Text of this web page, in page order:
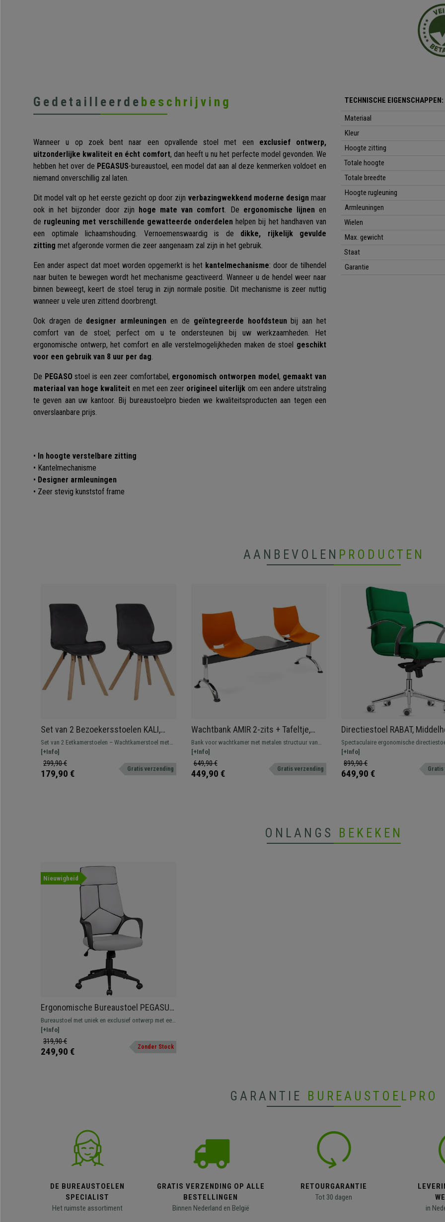
Gedetailleerde beschrijving
Wanneer u op zoek bent naar een opvallende stoel met een exclusief ontwerp,
uitzonderlijke kwaliteit en écht comfort, dan heeft u nu het perfecte model gevonden. We
hebben het over de PEGASUS-bureaustoel, een model dat aan al deze kenmerken voldoet en
niemand onverschillig zal laten.
Dit model valt op het eerste gezicht op door zijn verbazingwekkend moderne designmaar
ook in het bijzonder door zijn hoge mate van comfort. De ergonomische lijnenen
de rugleuning met verschillende gewatteerde onderdelen helpen bij het handhaven van
een optimale lichaamshouding. Vernoemenswaardig is de dikke, rijkelijk gevulde
zitting met afgeronde vormen die zeer aangenaam zal zijn in het gebruik.
Een ander aspect dat moet worden opgemerkt is het kantelmechanisme: door de tilhendel
naar buiten te bewegen wordt het mechanisme geactiveerd. Wanneer u de hendel weer naar
binnen beweegt, keert de stoel terug in zijn normale positie. Dit mechanisme is zeer nuttig
wanneer u vele uren zittend doorbrengt.
Ook dragen de designer armleuningen en de geïntegreerde hoofdsteunbij aan het
comfort van de stoel; perfect om u te ondersteunen bij uw werkzaamheden. Het
ergonomische ontwerp, het comfort en alle verstelmogelijkheden maken de stoel geschikt
voor een gebruik van 8 uur per dag.
De PEGASOstoel is een zeer comfortabel, ergonomisch ontworpen model, gemaakt van
materiaal van hoge kwaliteit en met een zeer origineel uiterlijk om een andere uitstraling
te geven aan uw kantoor. Bij bureaustoelpro bieden we kwaliteitsproducten aan tegen een
onverslaanbare prijs.
• In hoogte verstelbare zitting
• Kantelmechanisme
• Designer armleuningen
• Zeer stevig kunststof frame
TECHNISCHE EIGENSCHAPPEN:
Materiaal
Kleur
Hoogte zitting
Totale hoogte
Totale breedte
Hoogte rugleuning
Armleuningen
Wielen
Max. gewicht
Staat
Garantie
AANBEVOLEN PRODUCTEN
Set van 2 Bezoekersstoelen KALI,
Poten van Beukenhout, Gestoffeerde
Zitting, Donkergrijs Fluweel
Set van 2 Eetkamerstoelen – Wachtkamerstoel met
een modern en levendig design met houten poten.
Diverse uitvoeringen en kleuren leverbaar.
[+Info]
299,90 €
179,90 € Gratis verzending
Wachtbank AMIR 2-zits + Tafeltje,
Metalen Structuur, in Oranje
Kunststof
Bank voor wachtkamer met metalen structuur van
158x50 cm en design zitting van stevig kunststof.
Zeer resistent en comfortabel. Verkrijgbaar in
verschillende kleuren en configuraties.
[+Info]
649,90 €
449,90 € Gratis verzending
Directiestoel RABAT,
Rugleuning, in Stof,
Kantelmechanisme, Groen
Spectaculaire ergonomische
kantelmechanisme. Onberispelijk ontwerp
afwerking. Luxe en comfort voor de
[+Info]
899,90 €
649,90 € Gratis
ONLANGS BEKEKEN
Nieuwigheid
Ergonomische Bureaustoel PEGASUS,
Spectaculair Ontwerp, Stoffen
Bekleding in de Kleur Grijs
Bureaustoel met uniek en exclusief ontwerp met een
dikke vulling en bekleed met kwaliteitsstof.
[+Info]
319,90 €
249,90 € Zonder Stock
GARANTIE BUREAUSTOELPRO
DE BUREAUSTOELEN
SPECIALIST
Het ruimste assortiment
GRATIS VERZENDING OP ALLE
BESTELLINGEN
Binnen Nederland en België
RETOURGARANTIE
Tot 30 dagen
in